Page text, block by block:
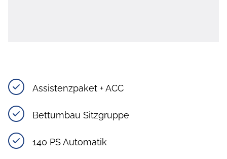
Assistenzpaket + ACC
Bettumbau Sitzgruppe
140 PS Automatik